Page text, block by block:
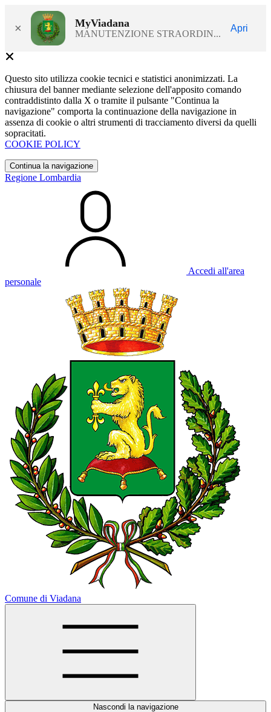
× MyViadana
MANUTENZIONE STRAORDIN...
Apri
Questo sito utilizza cookie tecnici e statistici anonimizzati. La
chiusura del banner mediante selezione dell'apposito comando
contraddistinto dalla X o tramite il pulsante "Continua la
navigazione" comporta la continuazione della navigazione in
assenza di cookie o altri strumenti di tracciamento diversi da quelli
sopracitati.
COOKIE POLICY
Continua la navigazione
Regione Lombardia
Accedi all'area
personale
Comune di Viadana
Nascondi la navigazione